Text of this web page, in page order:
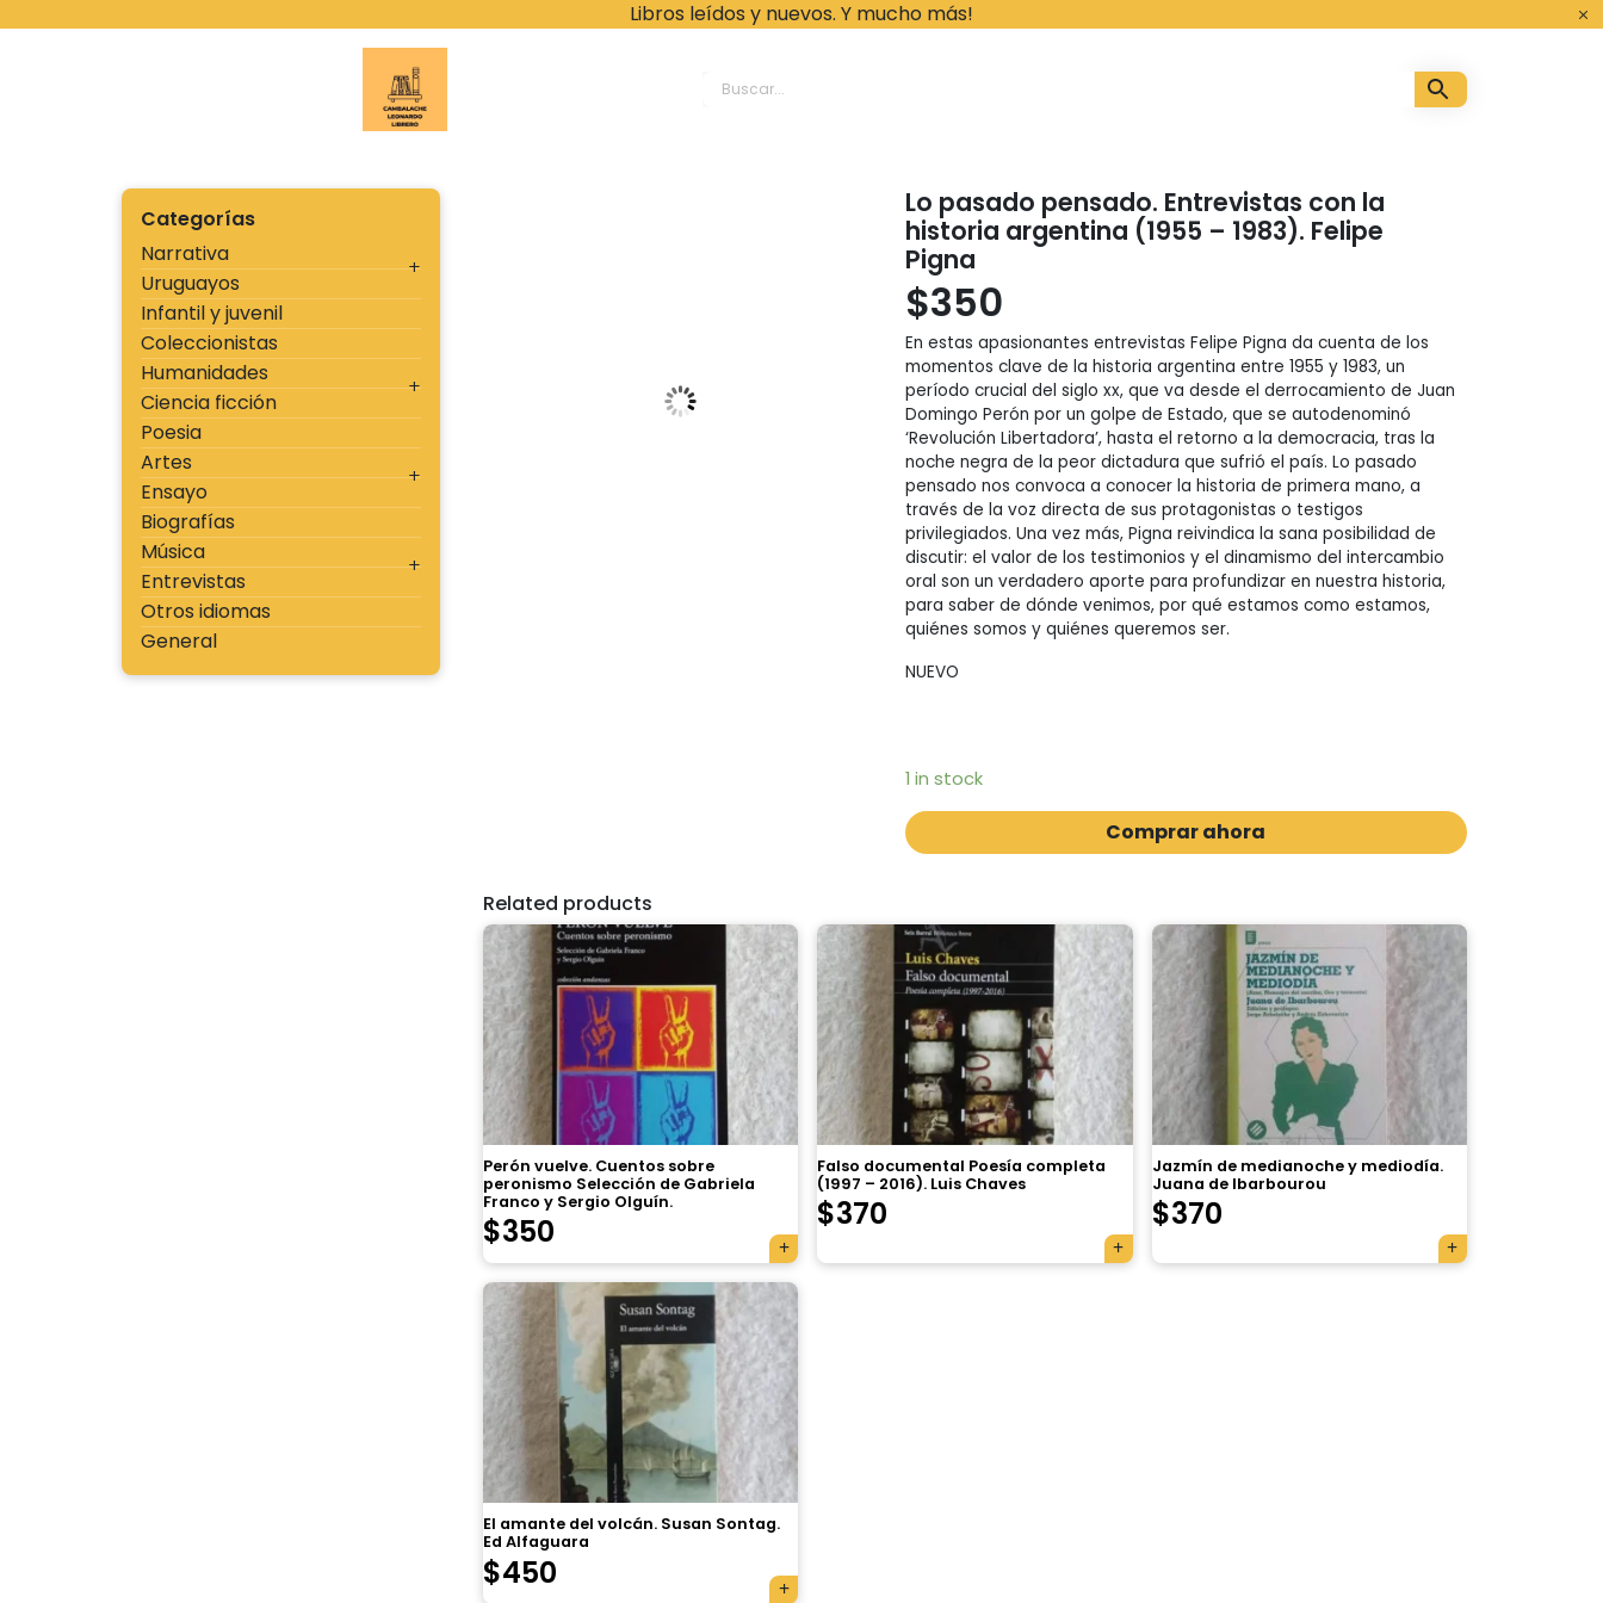
Libros leídos y nuevos. Y mucho más!
Categorías
Narrativa
Uruguayos
Infantil y juvenil
Coleccionistas
Humanidades
Ciencia ficción
Poesia
Artes
Ensayo
Biografías
Música
Entrevistas
Otros idiomas
General
Lo pasado pensado. Entrevistas con la
historia argentina (1955 – 1983). Felipe
Pigna
$350
En estas apasionantes entrevistas Felipe Pigna da cuenta de los
momentos clave de la historia argentina entre 1955 y 1983, un
período crucial del siglo xx, que va desde el derrocamiento de Juan
Domingo Perón por un golpe de Estado, que se autodenominó
‘Revolución Libertadora’, hasta el retorno a la democracia, tras la
noche negra de la peor dictadura que sufrió el país. Lo pasado
pensado nos convoca a conocer la historia de primera mano, a
través de la voz directa de sus protagonistas o testigos
privilegiados. Una vez más, Pigna reivindica la sana posibilidad de
discutir: el valor de los testimonios y el dinamismo del intercambio
oral son un verdadero aporte para profundizar en nuestra historia,
para saber de dónde venimos, por qué estamos como estamos,
quiénes somos y quiénes queremos ser.
NUEVO
1 in stock
Comprar ahora
Related products
Perón vuelve. Cuentos sobre
peronismo Selección de Gabriela
Franco y Sergio Olguín.
$350
Falso documental Poesía completa
(1997 – 2016). Luis Chaves
$370
Jazmín de medianoche y mediodía.
Juana de Ibarbourou
$370
El amante del volcán. Susan Sontag.
Ed Alfaguara
$450